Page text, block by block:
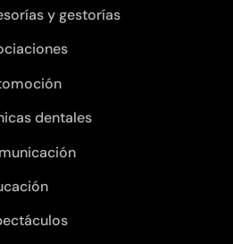
y gestorías
dentales